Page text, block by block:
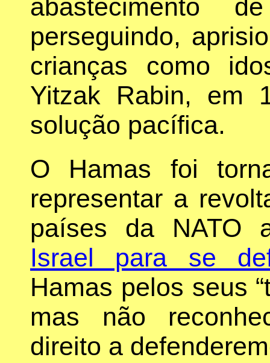
abastecimento
perseguindo,
crianças como
Yitzak Rabin, em
solução pacífica.
O Hamas foi
representar a
países da NATO
Israel para se
Hamas pelos seus
mas não
direito a